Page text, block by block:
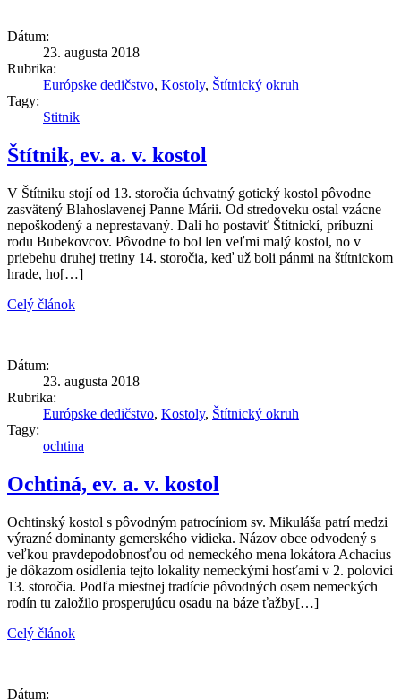
Dátum:
23. augusta 2018
Rubrika:
Európske dedičstvo, Kostoly, Štítnický okruh
Tagy:
Stitnik
Štítnik, ev. a. v. kostol
V Štítniku stojí od 13. storočia úchvatný gotický kostol pôvodne
zasvätený Blahoslavenej Panne Márii. Od stredoveku ostal vzácne
nepoškodený a neprestavaný. Dali ho postaviť Štítnickí, príbuzní
rodu Bubekovcov. Pôvodne to bol len veľmi malý kostol, no v
priebehu druhej tretiny 14. storočia, keď už boli pánmi na štítnickom
hrade, ho[…]
Celý článok
Dátum:
23. augusta 2018
Rubrika:
Európske dedičstvo, Kostoly, Štítnický okruh
Tagy:
ochtina
Ochtiná, ev. a. v. kostol
Ochtinský kostol s pôvodným patrocíniom sv. Mikuláša patrí medzi
výrazné dominanty gemerského vidieka. Názov obce odvodený s
veľkou pravdepodobnosťou od nemeckého mena lokátora Achacius
je dôkazom osídlenia tejto lokality nemeckými hosťami v 2. polovici
13. storočia. Podľa miestnej tradície pôvodných osem nemeckých
rodín tu založilo prosperujúcu osadu na báze ťažby[…]
Celý článok
Dátum: